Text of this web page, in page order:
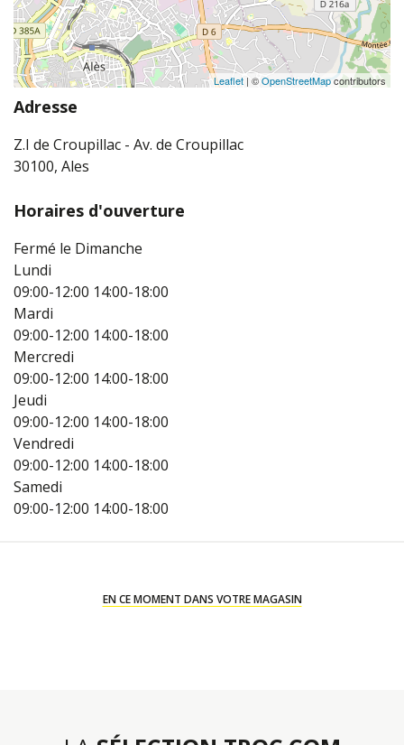
Leaflet | ©OpenStreetMapcontributors
Adresse
Z.I de Croupillac - Av. de Croupillac
30100, Ales
Horaires d'ouverture
Fermé le Dimanche
Lundi
09:00-12:00 14:00-18:00
Mardi
09:00-12:00 14:00-18:00
Mercredi
09:00-12:00 14:00-18:00
Jeudi
09:00-12:00 14:00-18:00
Vendredi
09:00-12:00 14:00-18:00
Samedi
09:00-12:00 14:00-18:00
EN CE MOMENT DANS VOTRE MAGASIN